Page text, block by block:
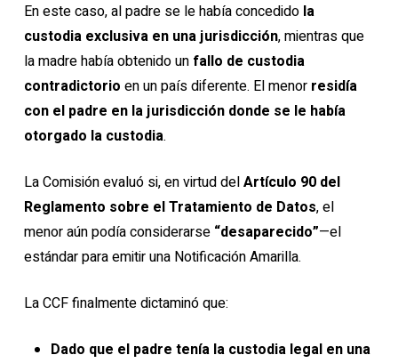
En este caso, al padre se le había concedido la
custodia exclusiva en una jurisdicción, mientras que
la madre había obtenido un fallo de custodia
contradictorio en un país diferente. El menor residía
con el padre en la jurisdicción donde se le había
otorgado la custodia.
La Comisión evaluó si, en virtud delArtículo 90 del
Reglamento sobre el Tratamiento de Datos, el
menor aún podía considerarse “desaparecido”—el
estándar para emitir una Notificación Amarilla.
La CCF finalmente dictaminó que:
Dado que el padre tenía la custodia legal en una